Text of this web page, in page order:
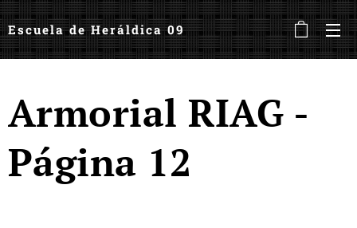
Escuela de Heráldica 09
Armorial RIAG -
Página 12